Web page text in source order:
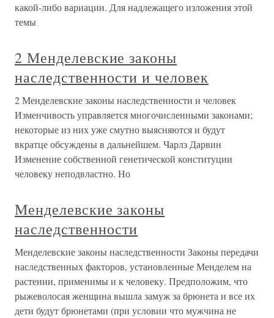
какой-либо вариации. Для надлежащего изложения этой
темы
2 Менделевские законы
наследственности и человек
2 Менделевские законы наследственности и человек
Изменчивость управляется многочисленными законами;
некоторые из них уже смутно выясняются и будут
вкратце обсуждены в дальнейшем. Чарлз Дарвин
Изменение собственной генетической конституции
человеку неподвластно. Но
Менделевские законы
наследственности
Менделевские законы наследственности Законы передачи
наследственных факторов, установленные Менделем на
растении, применимы и к человеку. Предположим, что
рыжеволосая женщина вышла замуж за брюнета и все их
дети будут брюнетами (при условии что мужчина не